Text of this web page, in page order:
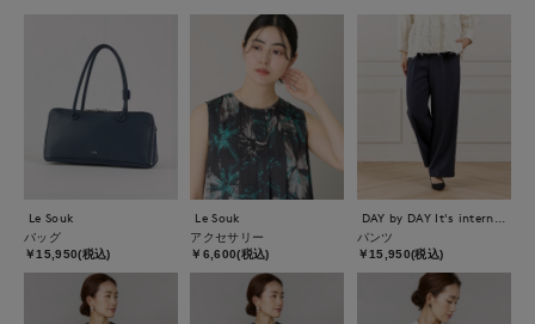
Le Souk
バッグ
￥15,950(税込)
Le Souk
アクセサリー
￥6,600(税込)
パンツ
￥15,950(税込)